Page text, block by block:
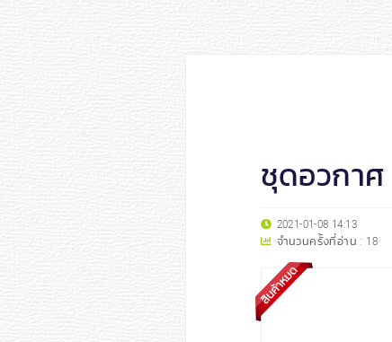
ชุดอวกาศ
2021-01-08 14:13
จำนวนครั้งที่อ่าน : 18